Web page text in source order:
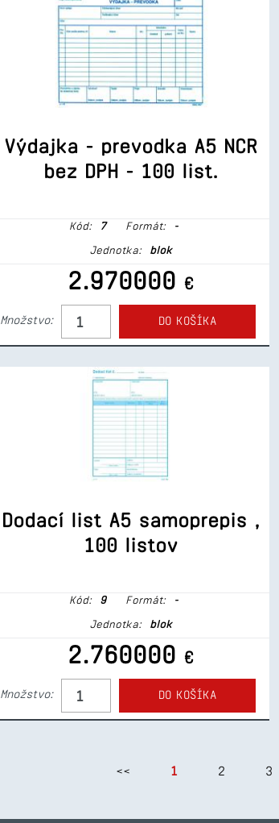
Výdajka - prevodka A5 NCR
bez DPH - 100 list.
Kód: 7 Formát: -
Jednotka: blok
2.970000 €
Množstvo: DO KOŠÍKA
Dodací list A5 samoprepis ,
100 listov
Kód: 9 Formát: -
Jednotka: blok
2.760000 €
Množstvo: DO KOŠÍKA
<< 1 2 3